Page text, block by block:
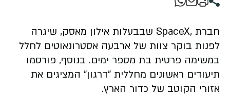
חברת SpaceX, שבבעלות אילון מאסק, שיגרה
לפנות בוקר צוות של ארבעה אסטרונאוטים לחלל
במשימה פרטית בת מספר ימים. בנוסף, פורסמו
תיעודים ראשונים מחללית "דרגון" המציגים את
אזורי הקוטב של כדור הארץ.